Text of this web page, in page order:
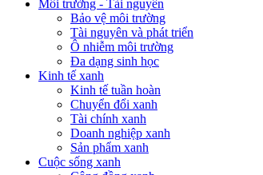
Môi trường - Tài nguyên
Bảo vệ môi trường
Tài nguyên và phát triển
Ô nhiễm môi trường
Đa dạng sinh học
Kinh tế xanh
Kinh tế tuần hoàn
Chuyển đổi xanh
Tài chính xanh
Doanh nghiệp xanh
Sản phẩm xanh
Cuộc sống xanh